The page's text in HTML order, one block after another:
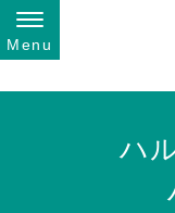
Menu
ハ